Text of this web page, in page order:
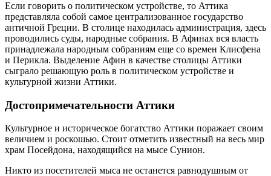
Если говорить о политическом устройстве, то Аттика
представляла собой самое централизованное государство
античной Греции. В столице находилась администрация, здесь
проводились суды, народные собрания. В Афинах вся власть
принадлежала народным собраниям еще со времен Клисфена
и Перикла. Выделение Афин в качестве столицы Аттики
сыграло решающую роль в политическом устройстве и
культурной жизни Аттики.
Достопримечательности Аттики
Культурное и историческое богатство Аттики поражает своим
величием и роскошью. Стоит отметить известный на весь мир
храм Посейдона, находящийся на мысе Сунион.
Никто из посетителей мыса не останется равнодушным от